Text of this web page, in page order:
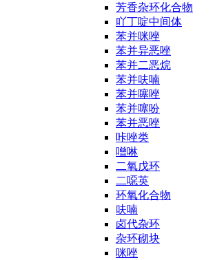
芳香杂环化合物
吖丁啶中间体
苯并咪唑
苯并异恶唑
苯并二恶烷
苯并呋喃
苯并噻唑
苯并噻吩
苯并恶唑
咔唑类
噌啉
二氧戊环
二噁英
环氧化合物
呋喃
卤代杂环
杂环砌块
咪唑